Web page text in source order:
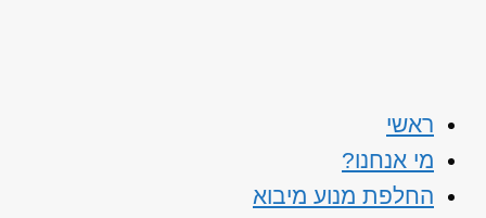
ראשי
מי אנחנו?
החלפת מנוע מיבוא